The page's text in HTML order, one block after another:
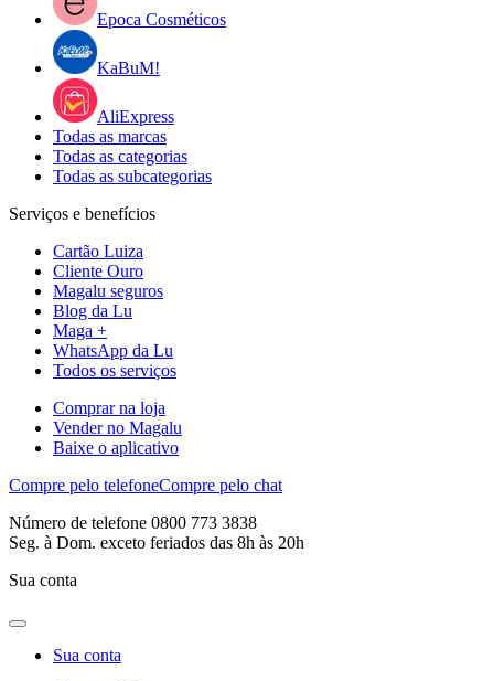
Epoca Cosméticos
KaBuM!
AliExpress
Todas as marcas
Todas as categorias
Todas as subcategorias
Serviços e benefícios
Cartão Luiza
Cliente Ouro
Magalu seguros
Blog da Lu
Maga +
WhatsApp da Lu
Todos os serviços
Comprar na loja
Vender no Magalu
Baixe o aplicativo
Compre pelo telefoneCompre pelo chat
Número de telefone 0800 773 3838
Seg. à Dom. exceto feriados das 8h às 20h
Sua conta
Sua conta